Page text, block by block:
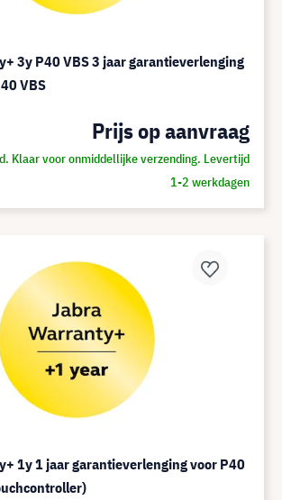
3y P40 VBS 3 jaar garantieverlenging
VBS
Prijs op aanvraag
Klaar voor onmiddellijke verzending. Levertijd
1-2 werkdagen
1y 1 jaar garantieverlenging voor P40